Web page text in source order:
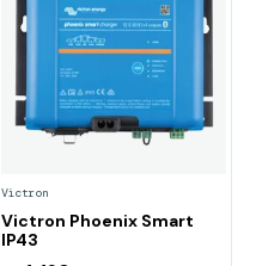
Victron
Victron Phoenix Smart
IP43